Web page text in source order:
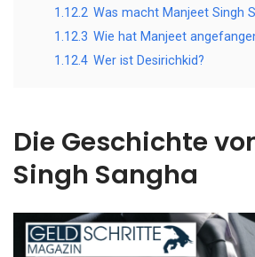
1.12.2 Was macht Manjeet Singh
1.12.3 Wie hat Manjeet
1.12.4 Wer ist Desirichkid?
Die Geschichte
Singh Sangha